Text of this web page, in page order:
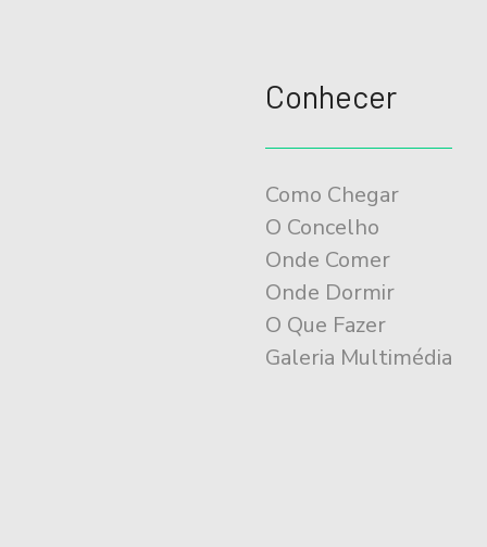
Conhecer
Como Chegar
O Concelho
Onde Comer
Onde Dormir
O Que Fazer
Galeria Multimédia